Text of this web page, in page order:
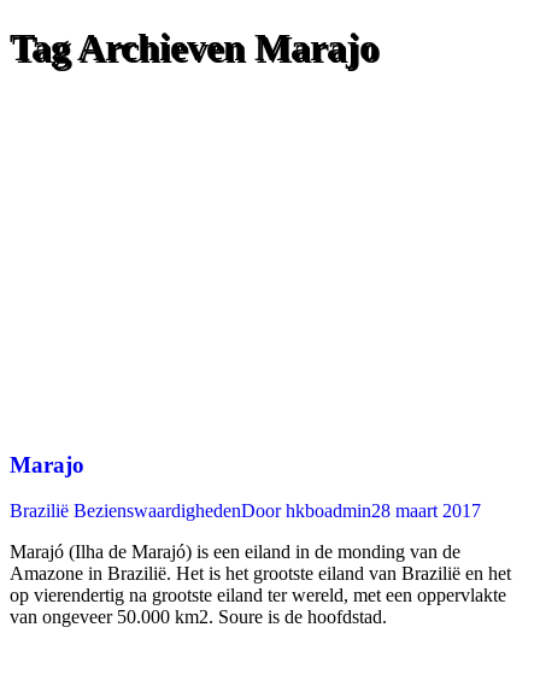
Tag Archieven Marajo
Marajo
Brazilië BezienswaardighedenDoorhkboadmin28 maart 2017
Marajó (Ilha de Marajó) is een eiland in de monding van de
Amazone in Brazilië. Het is het grootste eiland van Brazilië en het
op vierendertig na grootste eiland ter wereld, met een oppervlakte
van ongeveer 50.000 km2. Soure is de hoofdstad.